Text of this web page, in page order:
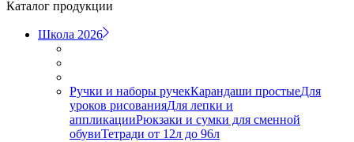
Каталог продукции
Школа 2026
Ручки и наборы ручекКарандаши простыеДля
уроков рисованияДля лепки и
аппликацииРюкзаки и сумки для сменной
обувиТетради от 12л до 96л